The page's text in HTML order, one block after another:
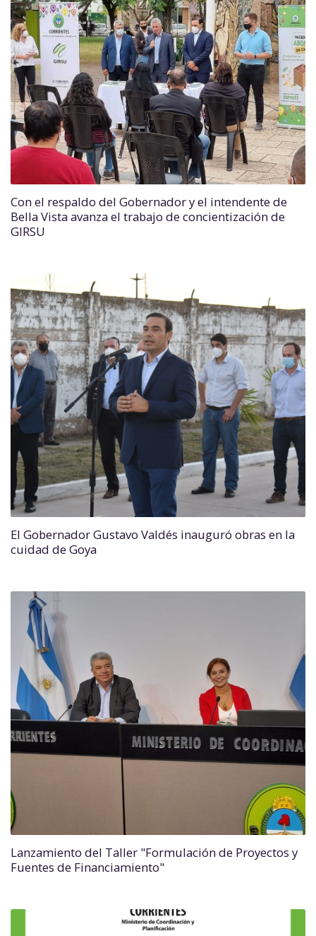
Con el respaldo del Gobernador y el intendente de
Bella Vista avanza el trabajo de concientización de
GIRSU
El Gobernador Gustavo Valdés inauguró obras en la
cuidad de Goya
Lanzamiento del Taller "Formulación de Proyectos y
Fuentes de Financiamiento"